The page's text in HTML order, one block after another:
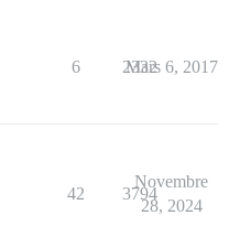
6 2332
Mars 6, 2017
42 3794
Novembre
28, 2024